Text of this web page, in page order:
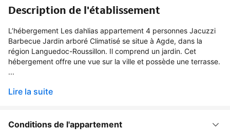
Description de l'établissement
L’hébergement Les dahlias appartement 4 personnes Jacuzzi
Barbecue Jardin arboré Climatisé se situe à Agde, dans la
région Languedoc-Roussillon. Il comprend un jardin. Cet
hébergement offre une vue sur la ville et possède une terrasse.
...
Lire la suite
Conditions de l'appartement